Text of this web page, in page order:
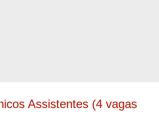
Assistentes (4 vagas